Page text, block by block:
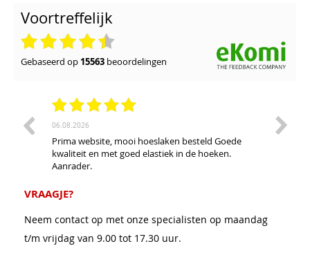
Voortreffelijk
gebaseerd op 15563 beoordelingen
06.08.2026
Prima website, mooi hoeslaken besteld Goede
kwaliteit en met goed elastiek in de hoeken.
Aanrader.
VRAAGJE?
Neem contact op met onze specialisten op maandag
t/m vrijdag van 9.00 tot 17.30 uur.